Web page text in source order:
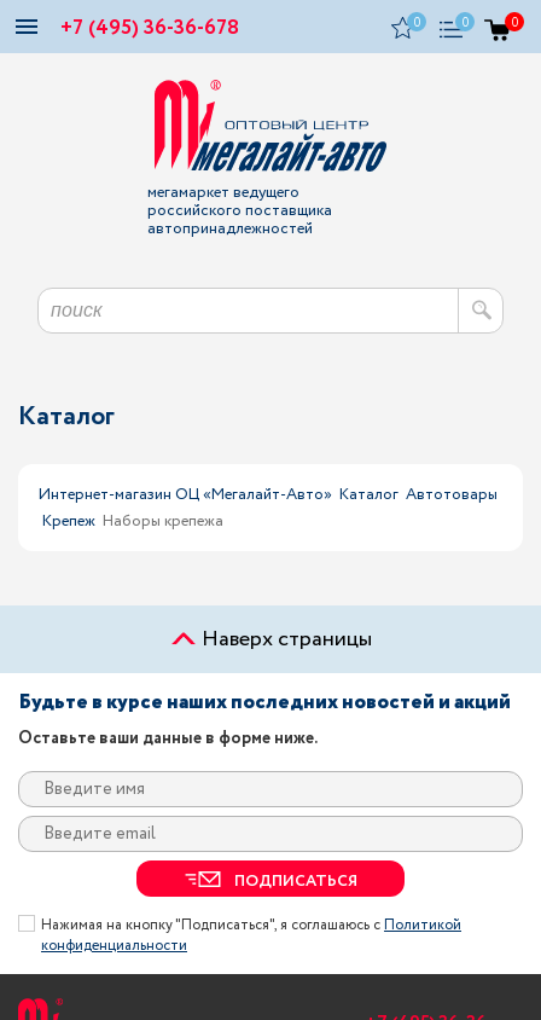
+7 (495) 36-36-678 0 0 0
мегамаркет ведущего
российского поставщика
автопринадлежностей
Каталог
Интернет-магазин ОЦ «Мегалайт-Авто» Каталог Автотовары
Крепеж Наборы крепежа
Наверх страницы
Будьте в курсе наших последних новостей и акций
Оставьте ваши данные в форме ниже.
ПОДПИСАТЬСЯ
Нажимая на кнопку "Подписаться", я соглашаюсь сПолитикой
конфиденциальности